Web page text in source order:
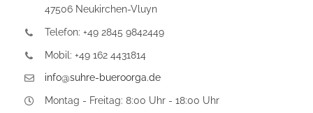
47506 Neukirchen-Vluyn
Telefon: +49 2845 9842449
Mobil: +49 162 4431814
info@suhre-bueroorga.de
Montag - Freitag: 8:00 Uhr - 18:00 Uhr